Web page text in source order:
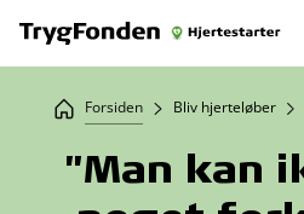
Forsiden Bliv hjerteløber
"Man kan